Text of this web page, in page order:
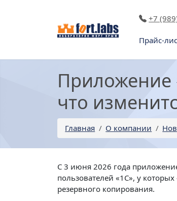
+7
Прайс-
Приложение
что
Главная О компании
С 3 июня 2026 года
пользователей «1С», у
резервного копирования.